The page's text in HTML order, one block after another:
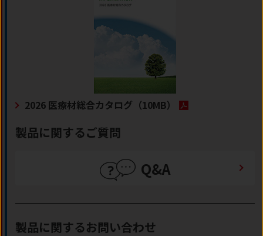
2026 医療材総合カタログ （10MB）
製品に関するご質問
Q&A
製品に関するお問い合わせ